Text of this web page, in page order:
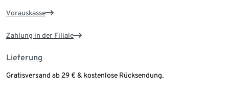
Vorauskasse
Zahlung in der Filiale
Lieferung
Gratisversand ab 29 € & kostenlose Rücksendung.